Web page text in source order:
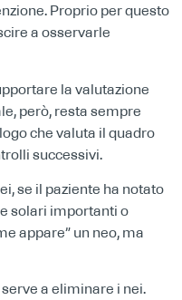
Proprio per questo
a osservarle
la valutazione
però, resta sempre
che valuta il quadro
successivi.
se il paziente ha notato
solari importanti o
appare” un neo, ma
a eliminare i nei.